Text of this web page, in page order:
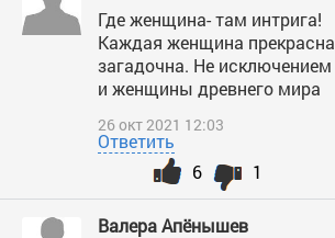
Где женщина- там интрига!
Каждая женщина
загадочна. Не
и женщины древнего мира
26 окт 2021 12:03
Ответить
1
6
Валера Апёнышев